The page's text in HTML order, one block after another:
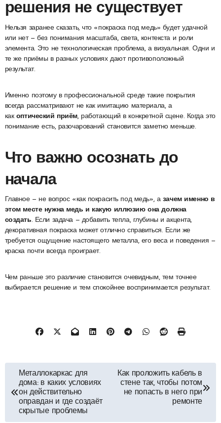
решения не существует
Нельзя заранее сказать, что «покраска под медь» будет удачной
или нет — без понимания масштаба, света, контекста и роли
элемента. Это не технологическая проблема, а визуальная. Одни и
те же приёмы в разных условиях дают противоположный
результат.
Именно поэтому в профессиональной среде такие покрытия
всегда рассматривают не как имитацию материала, а
как оптический приём, работающий в конкретной сцене. Когда это
понимание есть, разочарований становится заметно меньше.
Что важно осознать до
начала
Главное — не вопрос «как покрасить под медь», а зачем именно в
этом месте нужна медь и какую иллюзию она должна
создать. Если задача — добавить тепла, глубины и акцента,
декоративная покраска может отлично справиться. Если же
требуется ощущение настоящего металла, его веса и поведения —
краска почти всегда проиграет.
Чем раньше это различие становится очевидным, тем точнее
выбирается решение и тем спокойнее воспринимается результат.
Навигация
по
записям
Металлокаркас для
дома: в каких условиях
он действительно
оправдан и где создаёт
скрытые проблемы
Как проложить кабель в
стене так, чтобы потом
не попасть в него при
ремонте